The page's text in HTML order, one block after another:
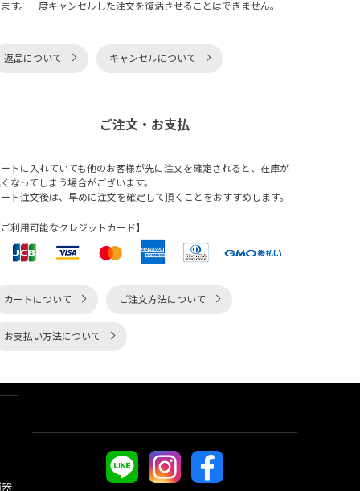
す。一度キャンセルした注文を復活させることはできません。
返品について キャンセルについて
ご注文・お支払
トに入れていても他のお客様が先に注文を確定されると、在庫が
なってしまう場合がございます。
ト注文後は、早めに注文を確定して頂くことをおすすめします。
利用可能なクレジットカード】
カートについて ご注文方法について
お支払い方法について